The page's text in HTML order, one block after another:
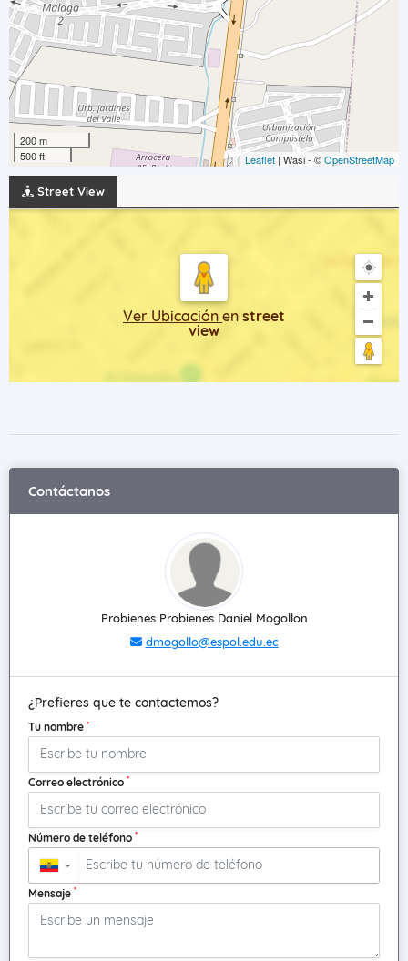
200 m
500 ft
Leaflet | Wasi - ©OpenStreetMap
Street View
Ver Ubicación en street
view
Contáctanos
Probienes Probienes Daniel Mogollon
dmogollo@espol.edu.ec
¿Prefieres que te contactemos?
Tu nombre *
Correo electrónico *
Número de teléfono *
▼
Mensaje *